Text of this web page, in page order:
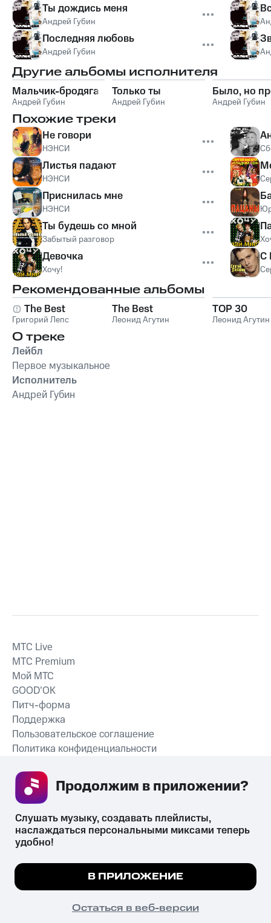
Ты дождись меня
Андрей Губин
Последняя любовь
Андрей Губин
Другие альбомы исполнителя
Мальчик-бродяга
Андрей Губин
Только ты
Андрей Губин
Было, но
Андрей Губин
Похожие треки
Не говори
НЭНСИ
Листья падают
НЭНСИ
Приснилась мне
НЭНСИ
Ты будешь со мной
Забытый разговор
Девочка
Хочу!
С
Рекомендованные альбомы
The Best
Григорий Лепс
The Best
Леонид Агутин
TOP 30
Леонид Агутин
О треке
Лейбл
Первое музыкальное
Исполнитель
Андрей Губин
СКАЧАТЬ ПРИЛОЖЕНИЕ
MTС Live
MTС Premium
Мой МТС
GOOD’OK
Питч-форма
Поддержка
Пользовательское соглашение
Политика конфиденциальности
психотропных веществ, их аналогов причиняет вред здоровью,
их незаконный оборот запрещён и влечёт установленную
законодательством ответственность.
© 2026 ООО «КИОН».
Все права защищены
Мы используем куки, чтобы на сайте все
Подробнее
ПОНЯТНО
Слушать музыку, создавать плейлисты,
наслаждаться персональными миксами теперь
удобно!
В ПРИЛОЖЕНИЕ
Остаться в веб-версии